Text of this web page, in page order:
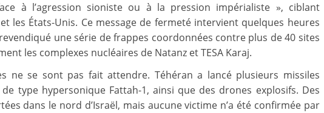
à l’agression sioniste ou à la pression impérialiste », ciblant
les États-Unis. Ce message de fermeté intervient quelques heures
une série de frappes coordonnées contre plus de 40 sites
les complexes nucléaires de Natanz et TESA Karaj.
ne se sont pas fait attendre. Téhéran a lancé plusieurs missiles
type hypersonique Fattah-1, ainsi que des drones explosifs. Des
dans le nord d’Israël, mais aucune victime n’a été confirmée par